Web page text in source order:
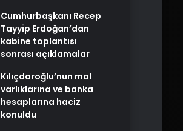
Cumhurbaşkanı Recep
Tayyip Erdoğan’dan
kabine toplantısı
sonrası açıklamalar
Kılıçdaroğlu’nun mal
varlıklarına ve banka
hesaplarına haciz
konuldu